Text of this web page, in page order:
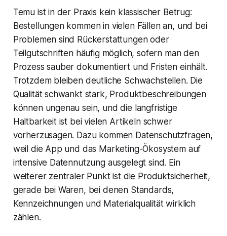
Temu ist in der Praxis kein klassischer Betrug:
Bestellungen kommen in vielen Fällen an, und bei
Problemen sind Rückerstattungen oder
Teilgutschriften häufig möglich, sofern man den
Prozess sauber dokumentiert und Fristen einhält.
Trotzdem bleiben deutliche Schwachstellen. Die
Qualität schwankt stark, Produktbeschreibungen
können ungenau sein, und die langfristige
Haltbarkeit ist bei vielen Artikeln schwer
vorherzusagen. Dazu kommen Datenschutzfragen,
weil die App und das Marketing-Ökosystem auf
intensive Datennutzung ausgelegt sind. Ein
weiterer zentraler Punkt ist die Produktsicherheit,
gerade bei Waren, bei denen Standards,
Kennzeichnungen und Materialqualität wirklich
zählen.